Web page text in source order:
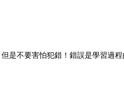
是不要害怕犯錯！錯誤是學習過